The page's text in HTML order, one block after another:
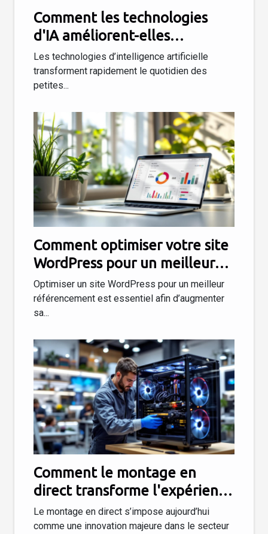
Comment les technologies
d'IA améliorent-elles
l'efficacité des petites
entreprises ?
Les technologies d’intelligence artificielle
transforment rapidement le quotidien des
petites...
Comment optimiser votre site
WordPress pour un meilleur
référencement ?
Optimiser un site WordPress pour un meilleur
référencement est essentiel afin d’augmenter
sa...
Comment le montage en
direct transforme l'expérience
d'achat de PC ?
Le montage en direct s’impose aujourd’hui
comme une innovation majeure dans le secteur